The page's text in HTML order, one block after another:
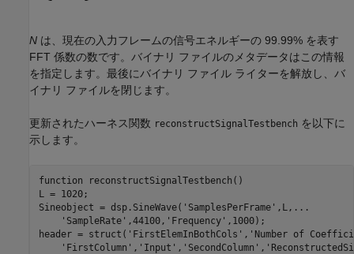
N は、現在の入力フレームの信号エネルギーの 99.99% を表す
FFT 係数の数です。バイナリ ファイルのメタデータはこの情報
を指定します。最後にバイナリ ファイル ライターを解放し、バ
イナリ ファイルを閉じます。
更新されたハーネス関数 reconstructSignalTestbench を以下に
示します。
function reconstructSignalTestbench()
L = 1020;
Sineobject = dsp.SineWave( 'SamplesPerFrame' ,L, ...
'SampleRate' ,44100, 'Frequency' ,1000);
header = struct( 'FirstElemInBothCols' , 'Number of
'FirstColumn' , 'Input' , 'SecondColumn' ,